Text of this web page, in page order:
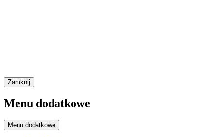
Zamknij
Menu dodatkowe
Menu dodatkowe